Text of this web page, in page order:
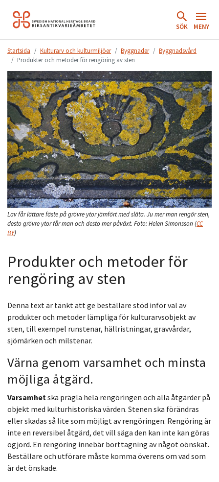
Hoppa
till
SÖK MENY
Startsida Kulturarv och kulturmiljöer Byggnader
Byggnadsvård
Produkter och metoder för rengöring av sten
Lav får lättare fäste på grövre ytor jämfört med släta. Ju mer man rengör sten,
desto grövre ytor får man och desto mer påväxt. Foto:Helen Simonsson (CC
BY)
Produkter och metoder för
rengöring av sten
Denna text är tänkt att ge beställare stöd inför val av
produkter och metoder lämpliga för kulturarvsobjekt av
sten, till exempel runstenar, hällristningar, gravvårdar,
sjömärken och milstenar.
Värna genom varsamhet och minsta
möjliga åtgärd.
Varsamhetska prägla hela rengöringen och alla åtgärder på
objekt med kulturhistoriska värden. Stenen ska förändras
eller skadas så lite som möjligt av rengöringen. Rengöring är
inte en reversibel åtgärd, det vill säga den kan inte kan göras
ogjord. En rengöring innebär borttagning av något oönskat.
Beställare och utförare måste komma överens om vad som
är det önskade.